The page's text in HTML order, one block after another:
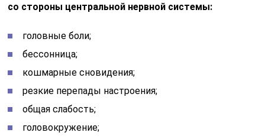
со стороны центральной нервной системы:
головные боли;
бессонница;
кошмарные сновидения;
резкие перепады настроения;
общая слабость;
головокружение;